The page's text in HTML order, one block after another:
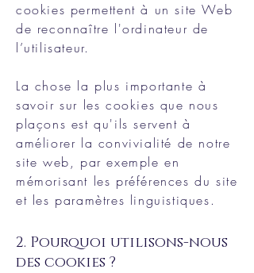
cookies permettent à un site Web
de reconnaître l'ordinateur de
l’utilisateur.
La chose la plus importante à
savoir sur les cookies que nous
plaçons est qu'ils servent à
améliorer la convivialité de notre
site web, par exemple en
mémorisant les préférences du site
et les paramètres linguistiques.
2. Pourquoi utilisons-nous
des cookies ?